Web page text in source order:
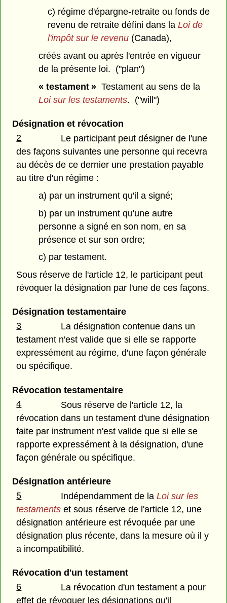
c) régime d'épargne-retraite ou fonds de
revenu de retraite défini dans la Loi de
l'impôt sur le revenu(Canada),
créés avant ou après l'entrée en vigueur
de la présente loi. ("plan")
« testament » Testament au sens de la
Loi sur les testaments. ("will")
Désignation et révocation
2
Le participant peut désigner de l'une
des façons suivantes une personne qui recevra
au décès de ce dernier une prestation payable
au titre d'un régime :
a) par un instrument qu'il a signé;
b) par un instrument qu'une autre
personne a signé en son nom, en sa
présence et sur son ordre;
c) par testament.
Sous réserve de l'article 12, le participant peut
révoquer la désignation par l'une de ces façons.
Désignation testamentaire
3
La désignation contenue dans un
testament n'est valide que si elle se rapporte
expressément au régime, d'une façon générale
ou spécifique.
Révocation testamentaire
4
Sous réserve de l'article 12, la
révocation dans un testament d'une désignation
faite par instrument n'est valide que si elle se
rapporte expressément à la désignation, d'une
façon générale ou spécifique.
Désignation antérieure
5
Indépendamment de laLoi sur les
testaments et sous réserve de l'article 12, une
désignation antérieure est révoquée par une
désignation plus récente, dans la mesure où il y
a incompatibilité.
Révocation d'un testament
6
La révocation d'un testament a pour
effet de révoquer les désignations qu'il